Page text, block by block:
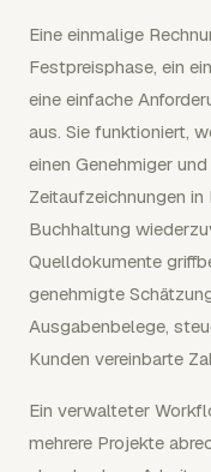
Eine einmalige
Festpreisphase, ein
eine einfache
aus. Sie funktioniert,
einen Genehmiger
Zeitaufzeichnungen
Buchhaltung
Quelldokumente
genehmigte
Ausgabenbelege,
Kunden vereinbarte
Ein verwalteter
mehrere Projekte